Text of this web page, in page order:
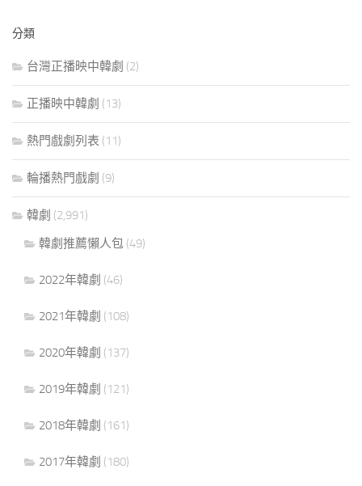
分類
台灣正播映中韓劇 (2)
正播映中韓劇 (13)
熱門戲劇列表 (11)
輪播熱門戲劇 (9)
韓劇 (2,991)
韓劇推薦懶人包 (49)
2022年韓劇 (46)
2021年韓劇 (108)
2020年韓劇 (137)
2019年韓劇 (121)
2018年韓劇 (161)
2017年韓劇 (180)